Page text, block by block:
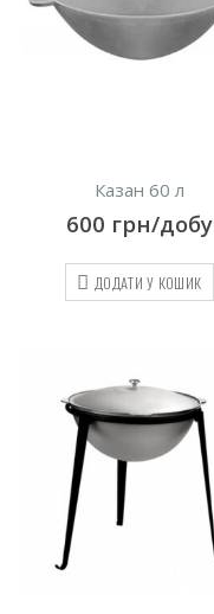
Казан 60 л
600 грн/добу
ДОДАТИ У КОШИК